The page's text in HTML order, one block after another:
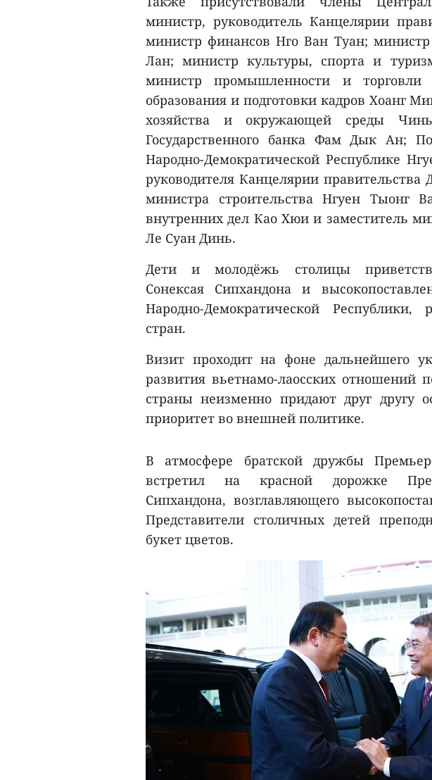
министр, руководитель Канцелярии
министр финансов Нго Ван Туан; министр
Лан; министр культуры, спорта и
министр промышленности и
образования и подготовки кадров Хоанг
хозяйства и окружающей среды
Государственного банка Фам Дык Ан;
Народно-Демократической Республике
руководителя Канцелярии правительства
министра строительства Нгуен Тыонг
внутренних дел Као Хюи и заместитель
Ле Суан Динь.
Дети и молодёжь столицы
Сонексая Сипхандона и
Народно-Демократической Республики,
стран.
Визит проходит на фоне дальнейшего
развития вьетнамо-лаосских отношений
страны неизменно придают друг другу
приоритет во внешней политике.
В атмосфере братской дружбы
встретил на красной дорожке
Сипхандона, возглавляющего
Представители столичных детей
букет цветов.